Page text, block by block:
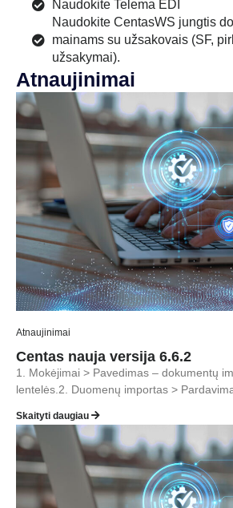
Naudokite Telema EDI
Naudokite CentasWS jungtis
mainams su užsakovais (SF,
užsakymai).
Atnaujinimai
Atnaujinimai
Centas nauja versija 6.6.2
1. Mokėjimai > Pavedimas – dokumentų
lentelės.2. Duomenų importas >
Skaityti daugiau